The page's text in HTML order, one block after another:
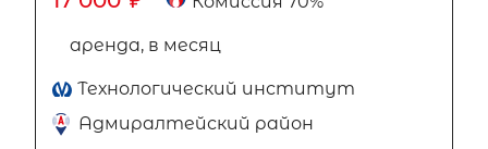
аренда, в месяц
Технологический институт
Адмиралтейский район